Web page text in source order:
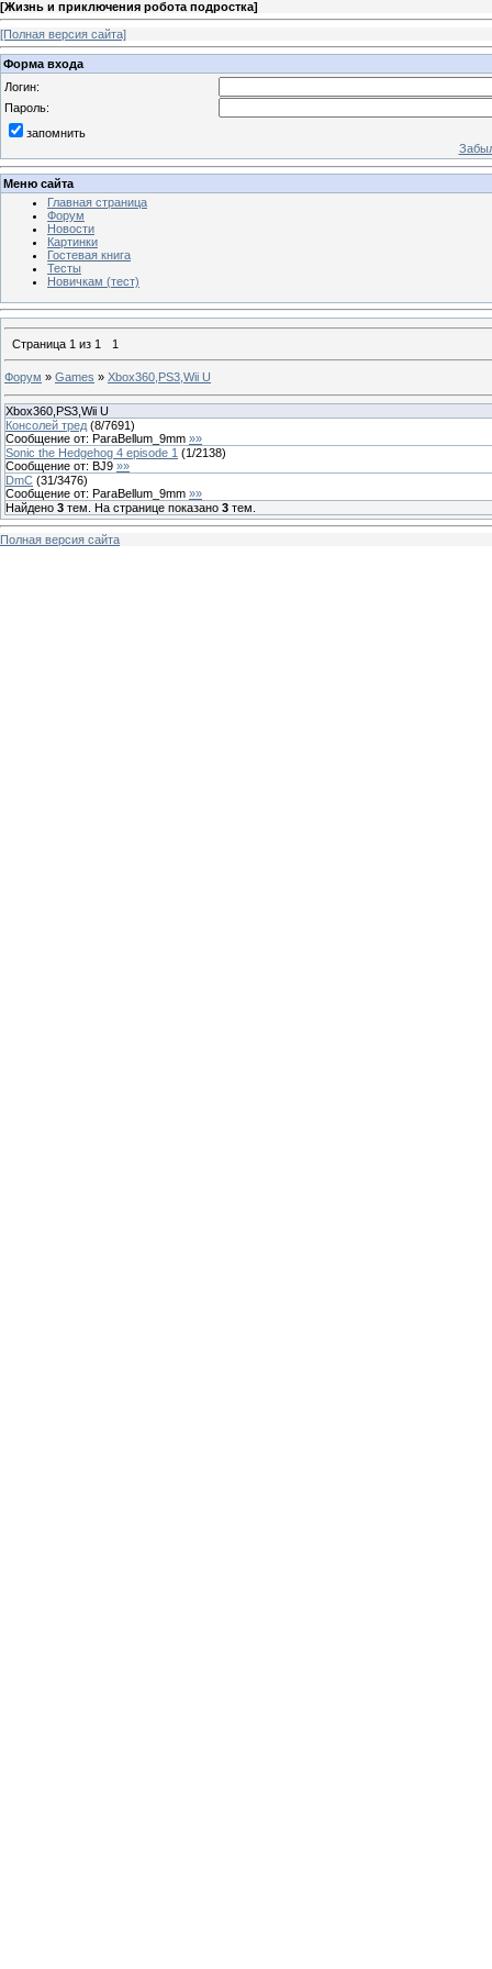
[Жизнь и приключения робота подростка]
[Полная версия сайта]
Форма входа
Логин:
Пароль:
запомнить
Меню сайта
Главная страница
Форум
Новости
Картинки
Гостевая книга
Тесты
Новичкам (тест)
Страница 1 из 1 1
Форум » Games » Xbox360,PS3,Wii U
Xbox360,PS3,Wii U
Консолей тред (8/7691)
Сообщение от: ParaBellum_9mm »»
Sonic the Hedgehog 4 episode 1 (1/2138)
Сообщение от: BJ9 »»
DmC (31/3476)
Сообщение от: ParaBellum_9mm »»
Найдено 3 тем. На странице показано 3 тем.
Полная версия сайта